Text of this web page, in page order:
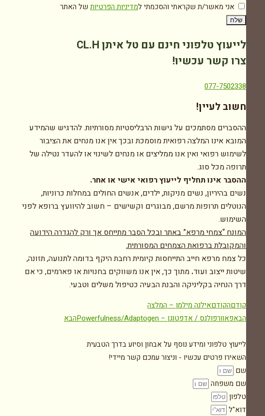
אני מאשר/ת שקראתי והסכמתי למדיניות הפרטיות של האתר
שלח
לייעוץ טלפוני חינם עם טל איתן CL.H
צרו קשר עכשיו!
077-7502338
חשוב לעיין!
ההסברים מסתמכים על גישות הרבליסטיות מסורתיות. להדגיש שהמידע
המובא אינו המלצה רפואית מוסמכת ובכך אין אנו מנחים את הציבור
לשימוש רפואי ואין אנו ממליצים או מנחים לשינוי או להעדר נטילה של
תרופה מכל סוג.
ההסבר אינו תחליף לייעוץ רפואי אישי או אחר.
נשים בהיריון, נשים מניקות, ילדים, אנשים החולים במחלות כרוניות,
הנוטלים תרופות מרשם, מבוגרים וקשישים – חשוב להיוועץ ברופא לפני
השימוש.
המונח “צמחי מרפא” באתר ובכל הסבר מתייחס אך ורק להגדרה הידועה
והמקובלת ברפואת הצמחים המסורתית.
כל צמח מרפא חייב התייחסות קיומית רחבת היקף בדומה לתנועה, תזונה,
שיטות ייצוב ועוד. מתוך כך, אין אנו משווקים בחנויות או פארמים, כי אם
דרך הנחיה בקליניקה והבנת הבעיה כטיפול משלים וטבעי.
קודםהקודםאילנה מילמן – המלצה
הבאפאוורפולנס / אדפטוגן – Powerfulness/Adaptogen הבא
לייעוץ טלפוני ומידע נוסף על אבחון וסיוע בדרך הטבעית
השאירו פרטים עכשיו - וניצור עמכם קשר מיידי!
שם
שם משפחה
טלפון
דוא"ל